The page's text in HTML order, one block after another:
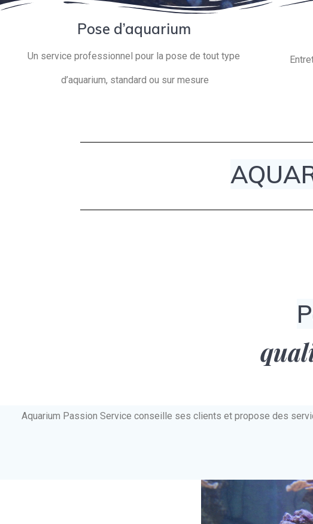
Pose d’aquarium
Un service professionnel pour la pose de tout type
d’aquarium, standard ou sur mesure
Aquarium Passion Service conseille ses clients et propose des